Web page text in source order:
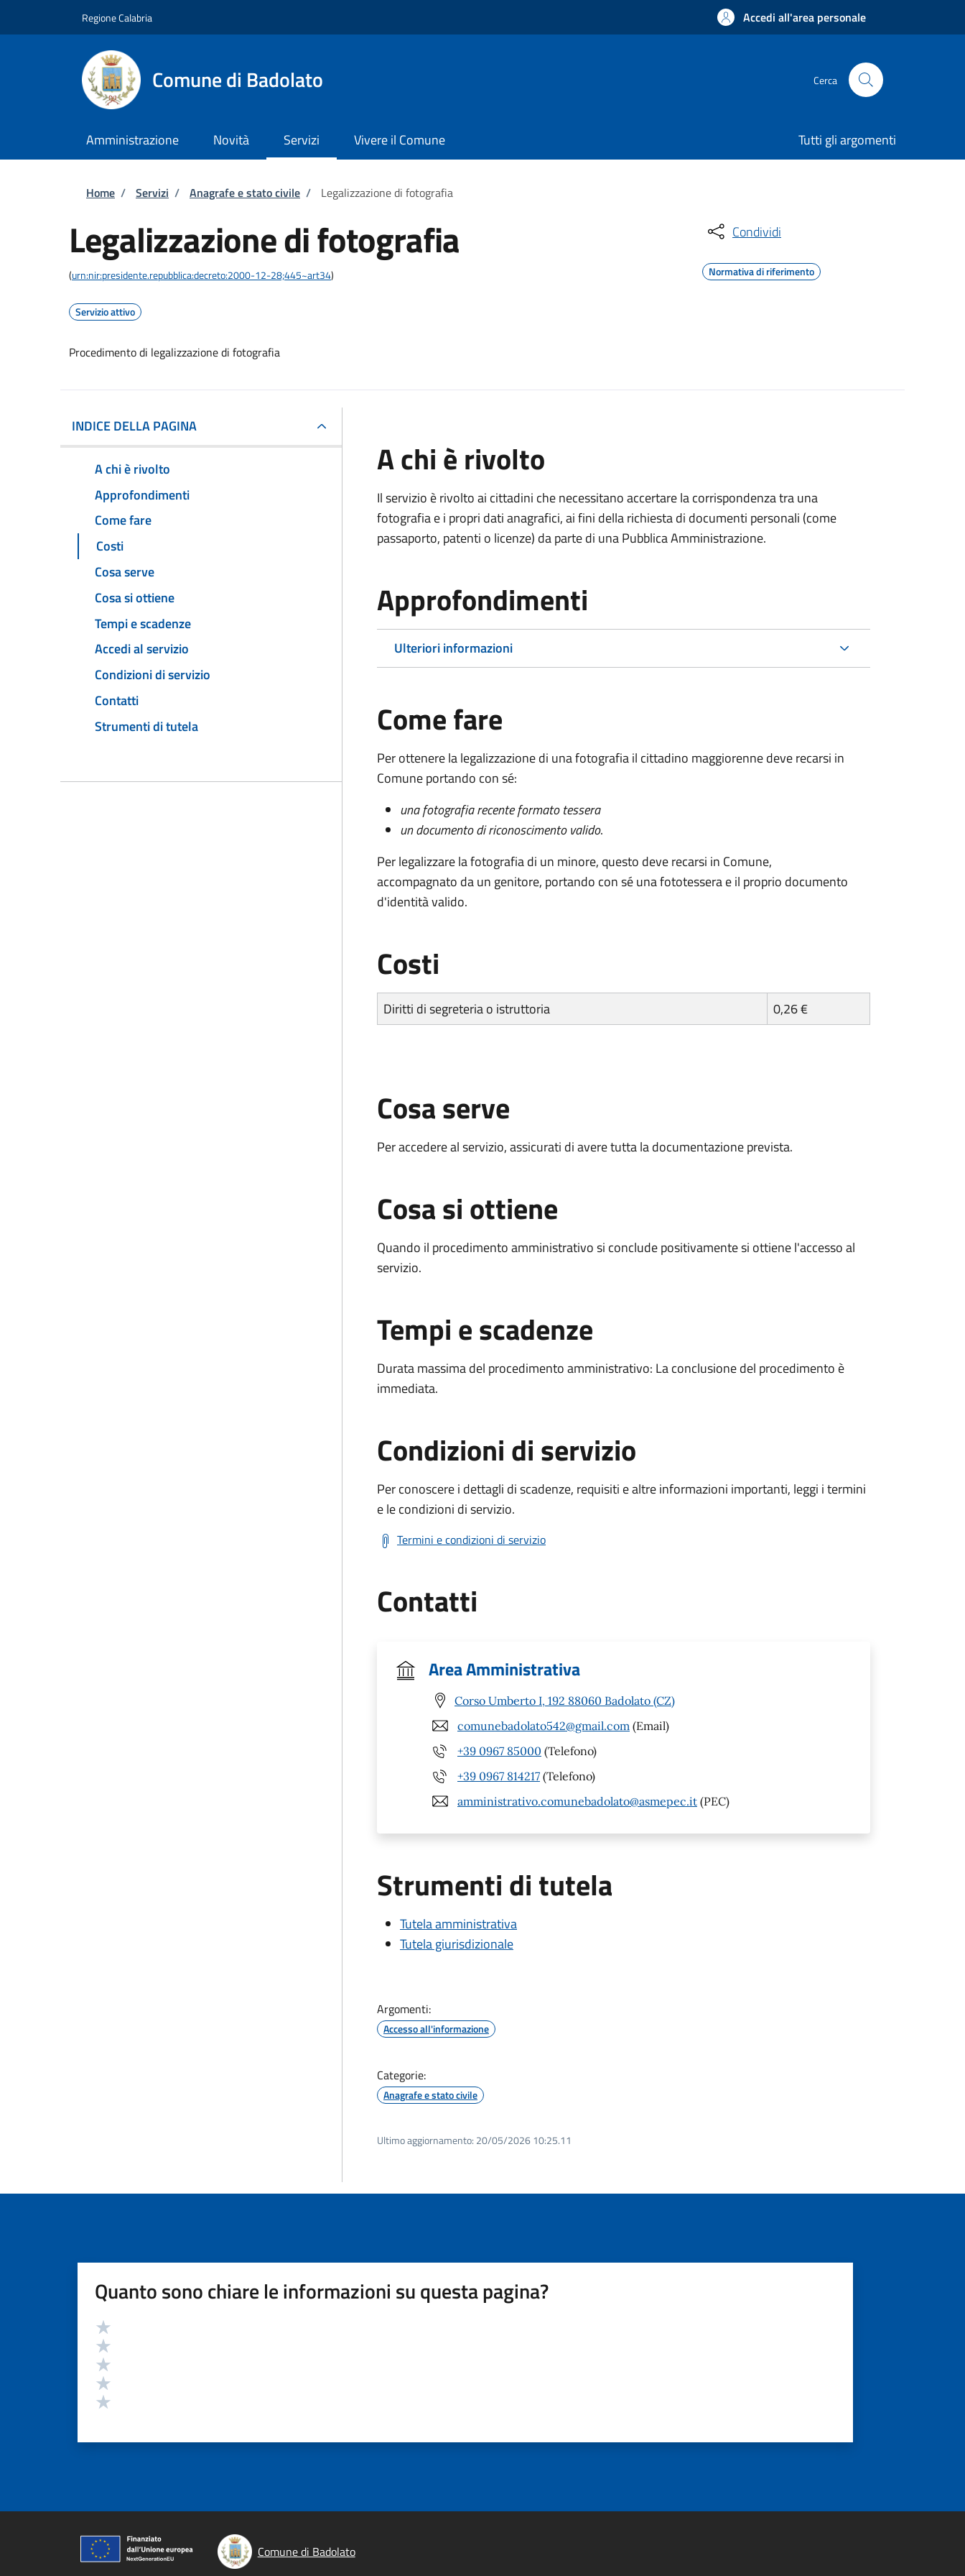
Regione Calabria Accedi all'area personale
Comune di Badolato Cerca
Amministrazione Novità Servizi Vivere il Comune Tutti gli argomenti
Briciole di pane
Home / Servizi / Anagrafe e stato civile / Legalizzazione di fotografia
Legalizzazione di fotografia
(urn:nir:presidente.repubblica:decreto:2000-12-28;445~art34)
Servizio attivo
Procedimento di legalizzazione di fotografia
Condividi
Normativa di riferimento
INDICE DELLA PAGINA
A chi è rivolto
Approfondimenti
Come fare
Costi
Cosa serve
Cosa si ottiene
Tempi e scadenze
Accedi al servizio
Condizioni di servizio
Contatti
Strumenti di tutela
A chi è rivolto
Il servizio è rivolto ai cittadini che necessitano accertare la corrispondenza tra una
fotografia e i propri dati anagrafici, ai fini della richiesta di documenti personali (come
passaporto, patenti o licenze) da parte di una Pubblica Amministrazione.
Approfondimenti
Ulteriori informazioni
Come fare
Per ottenere la legalizzazione di una fotografia il cittadino maggiorenne deve recarsi in
Comune portando con sé:
una fotografia recente formato tessera
un documento di riconoscimento valido.
Per legalizzare la fotografia di un minore, questo deve recarsi in Comune,
accompagnato da un genitore, portando con sé una fototessera e il proprio documento
d'identità valido.
Costi
Diritti di segreteria o istruttoria 0,26 €
Cosa serve
Per accedere al servizio, assicurati di avere tutta la documentazione prevista.
Cosa si ottiene
Quando il procedimento amministrativo si conclude positivamente si ottiene l'accesso al
servizio.
Tempi e scadenze
Durata massima del procedimento amministrativo: La conclusione del procedimento è
immediata.
Condizioni di servizio
Per conoscere i dettagli di scadenze, requisiti e altre informazioni importanti, leggi i termini
e le condizioni di servizio.
Termini e condizioni di servizio
Contatti
Area Amministrativa
Corso Umberto I, 192 88060 Badolato (CZ)
comunebadolato542@gmail.com (Email)
+39 0967 85000 (Telefono)
+39 0967 814217 (Telefono)
amministrativo.comunebadolato@asmepec.it (PEC)
Strumenti di tutela
Tutela amministrativa
Tutela giurisdizionale
Argomenti:
Accesso all'informazione
Categorie:
Anagrafe e stato civile
Ultimo aggiornamento: 20/05/2026 10:25.11
Quanto sono chiare le informazioni su questa pagina?
Valutazione
Comune di Badolato